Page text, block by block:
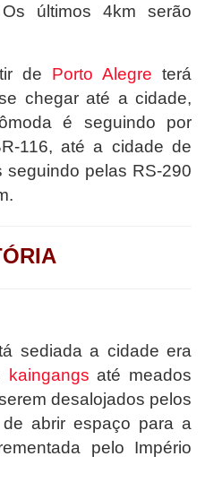
últimos 4km serão
de Porto Alegre terá
chegar até a cidade,
é seguindo por
116, até a cidade de
seguindo pelas RS-290
sediada a cidade era
kaingangs até meados
desalojados pelos
de abrir espaço para a
pelo Império